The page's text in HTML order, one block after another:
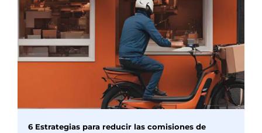
6 Estrategias para reducir las comisiones de